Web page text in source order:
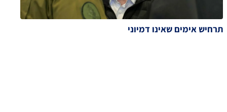
תרחיש אימים שאינו דמיוני